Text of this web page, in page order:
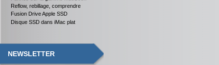
Reflow, rebillage, comprendre
Fusion Drive Apple SSD
Disque SSD dans iMac plat
NEWSLETTER